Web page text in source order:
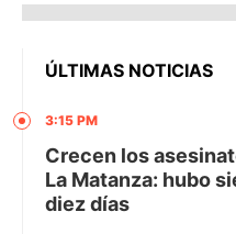
ÚLTIMAS NOTICIAS
3:15 PM
Crecen los
La Matanza: hubo
diez días